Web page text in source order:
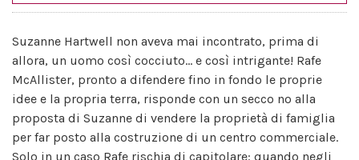
Suzanne Hartwell non aveva mai incontrato, prima di
allora, un uomo così cocciuto... e così intrigante! Rafe
McAllister, pronto a difendere fino in fondo le proprie
idee e la propria terra, risponde con un secco no alla
proposta di Suzanne di vendere la proprietà di famiglia
per far posto alla costruzione di un centro commerciale.
Solo in un caso Rafe rischia di capitolare: quando negli